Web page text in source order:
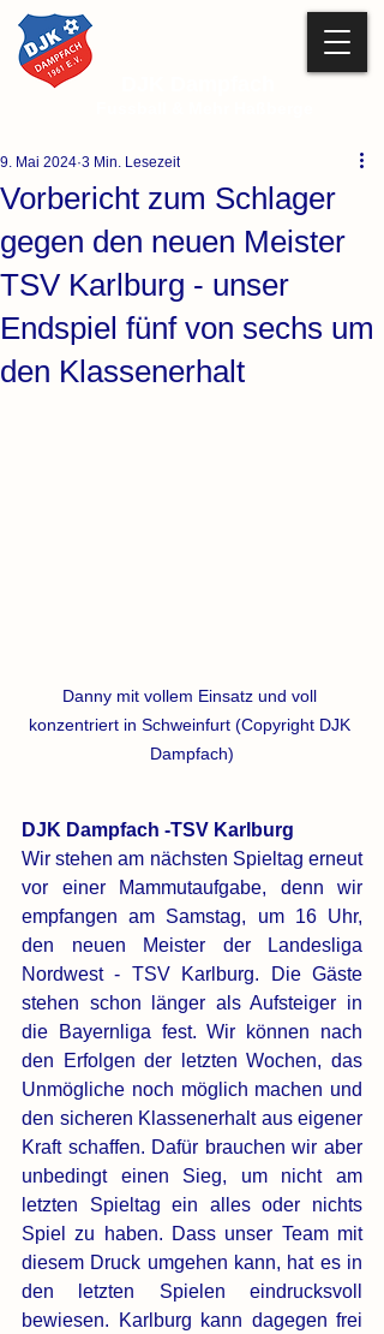
Vorbericht zum Schlager
gegen den neuen Meister
TSV Karlburg - unser
Endspiel fünf von sechs um
den Klassenerhalt
9. Mai 2024 3 Min. Lesezeit
Danny mit vollem Einsatz und voll
konzentriert in Schweinfurt (Copyright DJK
Dampfach)
DJK Dampfach -TSV Karlburg
Wir stehen am nächsten Spieltag erneut
vor einer Mammutaufgabe, denn wir
empfangen am Samstag, um 16 Uhr,
den neuen Meister der Landesliga
Nordwest - TSV Karlburg. Die Gäste
stehen schon länger als Aufsteiger in
die Bayernliga fest. Wir können nach
den Erfolgen der letzten Wochen, das
Unmögliche noch möglich machen und
den sicheren Klassenerhalt aus eigener
Kraft schaffen. Dafür brauchen wir aber
unbedingt einen Sieg, um nicht am
letzten Spieltag ein alles oder nichts
Spiel zu haben. Dass unser Team mit
diesem Druck umgehen kann, hat es in
den letzten Spielen eindrucksvoll
bewiesen. Karlburg kann dagegen frei